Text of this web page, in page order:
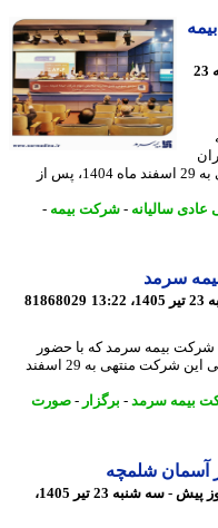
برگزار شد، صورت های مالی این شرکت منتهی به 29 اسفند ماه 1404، پس از
سالیانه-شرکت بیمه -
81868029
بیمه سرمد که با حضور
اکثریت سهامداران برگزار شد، صورت های مالی این شرکت منتهی به 29 اسفند
سرمد- برگزار - صورت
شلمچه
26 روز پیش - سه شنبه 23 تیر 1405،